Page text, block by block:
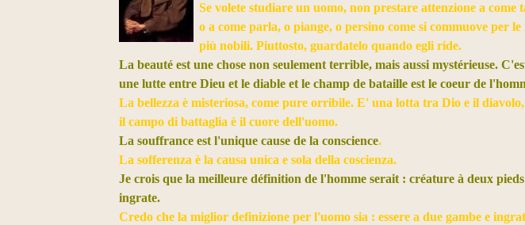
Se volete studiare un uomo, non prestare attenzione a come
o a come parla, o piange, o persino come si commuove per le
più nobili. Piuttosto, guardatelo quando egli ride.
La beauté est une chose non seulement terrible, mais aussi mystérieuse.
une lutte entre Dieu et le diable et le champ de bataille est le coeur de
La bellezza è misteriosa, come pure orribile. E' una lotta tra Dio e il diavolo,
il campo di battaglia è il cuore dell'uomo.
La souffrance est l'unique cause de la conscience.
La sofferenza è la causa unica e sola della coscienza.
Je crois que la meilleure définition de l'homme serait : créature à deux
ingrate.
Credo che la miglior definizione per l'uomo sia : essere a due gambe e